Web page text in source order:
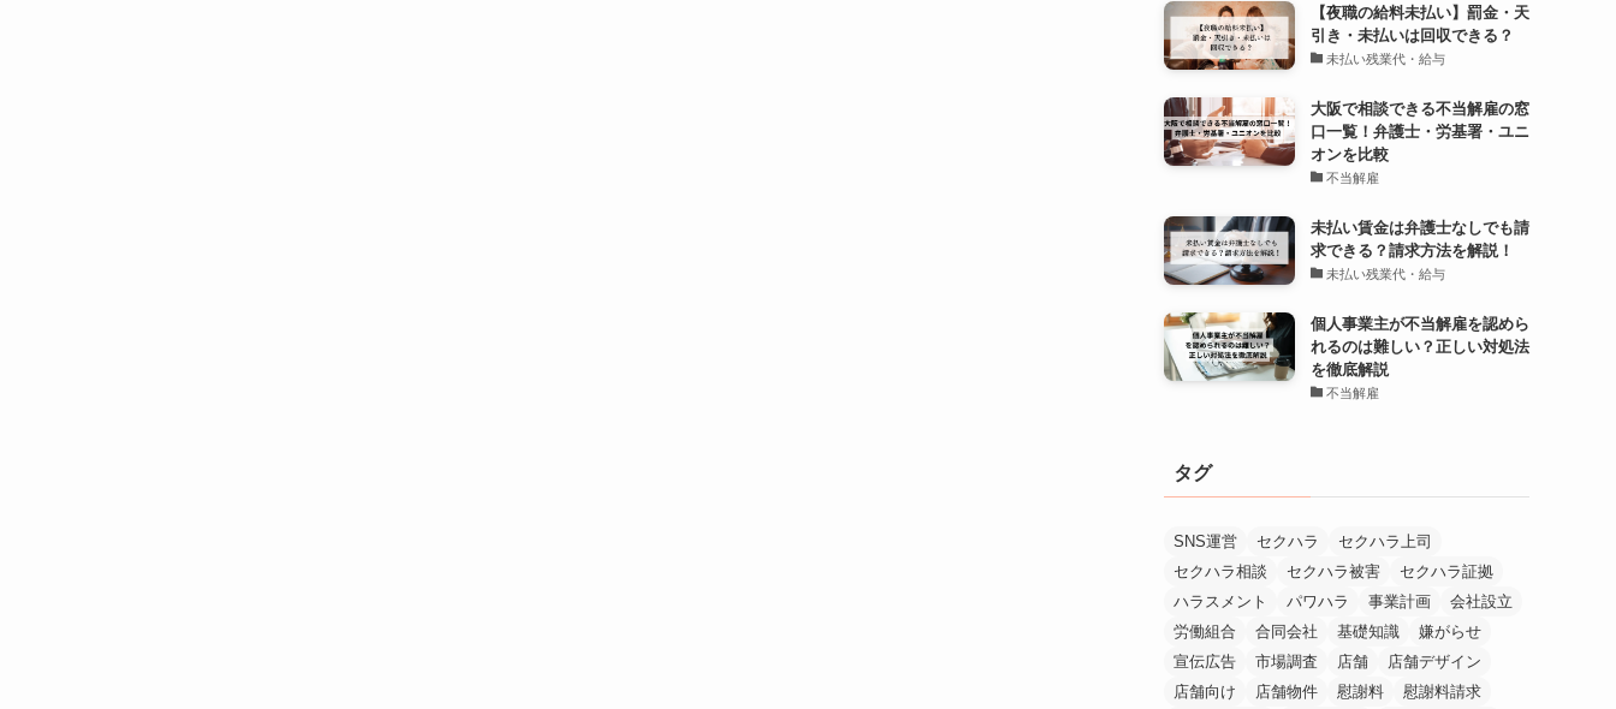
【夜職の給料未払い】罰金・天
引き・未払いは回収できる？
未払い残業代・給与
大阪で相談できる不当解雇の窓
口一覧！弁護士・労基署・ユニ
オンを比較
不当解雇
未払い賃金は弁護士なしでも請
求できる？請求方法を解説！
未払い残業代・給与
個人事業主が不当解雇を認めら
れるのは難しい？正しい対処法
を徹底解説
不当解雇
タグ
SNS運営 セクハラ
セクハラ上司
セクハラ相談
セクハラ被害
セクハラ証拠
ハラスメント
パワハラ 事業計画
会社設立
労働組合
合同会社 基礎知識
嫌がらせ
宣伝広告
市場調査 店舗
店舗デザイン
店舗向け
店舗物件 慰謝料
慰謝料請求